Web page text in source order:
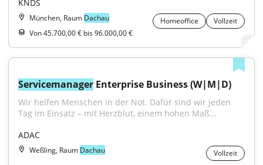
KNDS
München, Raum Dachau Homeoffice
Vollzeit
Von 45.700,00 € bis 96.000,00 €
Servicemanager Enterprise Business (W|M|D)
Wir helfen Menschen in der Not. Dafür sind wir jeden
Tag im Einsatz – mit Herzblut, einem hohen Maß...
ADAC
Weßling, Raum Dachau Vollzeit